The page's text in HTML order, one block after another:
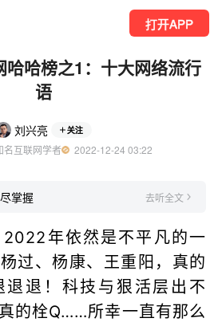
打开APP
哈榜之1：十大网络流行
语
刘兴亮 关注
名互联网学者
  2022-12-24 03:22
掌握 去听全文
年依然是不平凡的一
过、杨康、王重阳，真的
退退！科技与狠活层出不
的栓Q……所幸一直有那么